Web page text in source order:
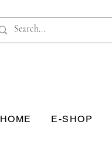
HOME E-SHOP